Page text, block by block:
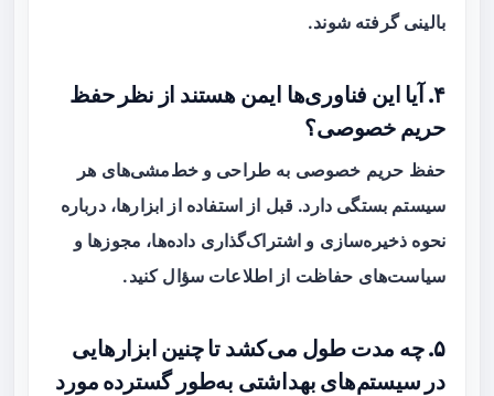
بالینی گرفته شوند.
۴. آیا این فناوری‌ها ایمن هستند از نظر حفظ
حریم خصوصی؟
حفظ حریم خصوصی به طراحی و خط‌مشی‌های هر
سیستم بستگی دارد. قبل از استفاده از ابزارها، درباره
نحوه ذخیره‌سازی و اشتراک‌گذاری داده‌ها، مجوزها و
سیاست‌های حفاظت از اطلاعات سؤال کنید.
۵. چه مدت طول می‌کشد تا چنین ابزارهایی
در سیستم‌های بهداشتی به‌طور گسترده مورد